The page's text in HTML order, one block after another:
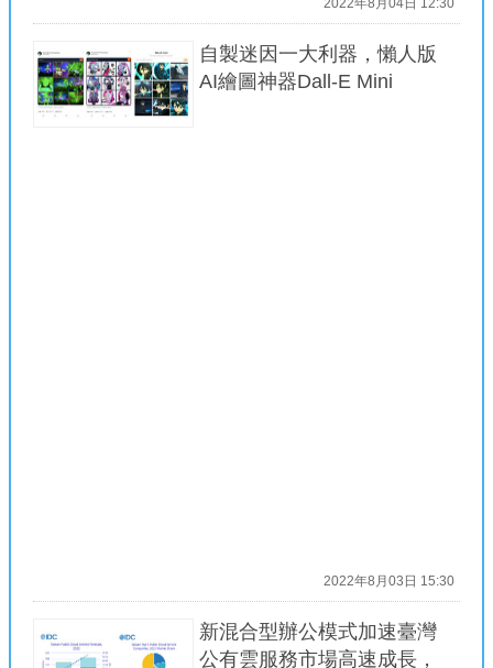
2022年8月04日 12:30
自製迷因一大利器，懶人版
AI繪圖神器Dall-E Mini
2022年8月03日 15:30
新混合型辦公模式加速臺灣
公有雲服務市場高速成長，